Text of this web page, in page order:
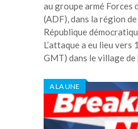
au groupe armé Forces
(ADF), dans la région de
République
L’attaque a eu lieu vers
GMT) dans le village
A LA UNE